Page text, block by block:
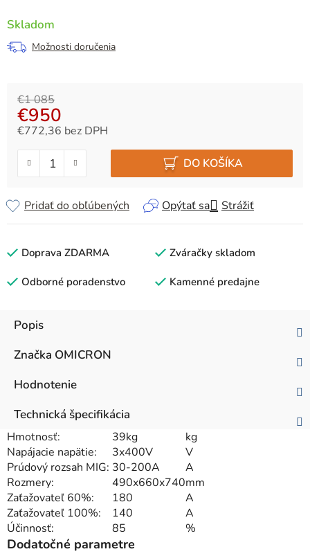
Skladom
Možnosti doručenia
€1 085
€950
€772,36 bez DPH
DO KOŠÍKA
Opýtať sa Strážiť
Pridať do obľúbených
Doprava ZDARMA Zváračky skladom
Odborné poradenstvo Kamenné predajne
Popis
Značka OMICRON
Hodnotenie
Technická špecifikácia
Hmotnosť: 39kg
kg
Napájacie napätie:
3x400V
V
Prúdový rozsah MIG: 30-200A
A
Rozmery:
490x660x740mm
Zaťažovateľ 60%:
180
A
Zaťažovateľ 100%:
140
A
Účinnosť:
85 %
Dodatočné parametre